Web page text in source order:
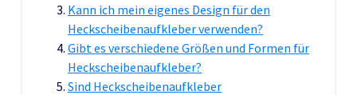
Kann ich mein eigenes Design für den
Heckscheibenaufkleber verwenden?
Gibt es verschiedene Größen und Formen für
Heckscheibenaufkleber?
Sind Heckscheibenaufkleber